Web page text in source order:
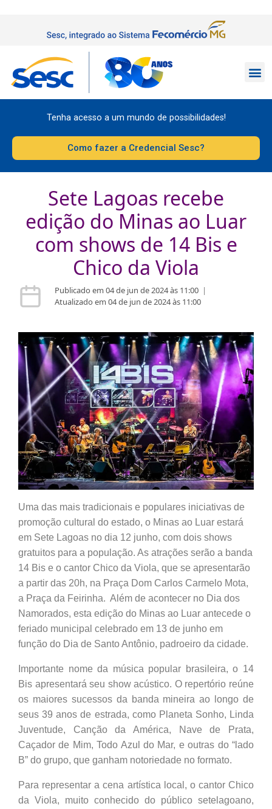
Tenha acesso a um mundo de possibilidades!
Como fazer a Credencial Sesc?
Sete Lagoas recebe
edição do Minas ao Luar
com shows de 14 Bis e
Chico da Viola
Publicado em 04 de jun de 2024 às 11:00 |
Atualizado em 04 de jun de 2024 às 11:00
Uma das mais tradicionais e populares iniciativas de
promoção cultural do estado, o Minas ao Luar estará
em Sete Lagoas no dia 12 junho, com dois shows
gratuitos para a população. As atrações serão a banda
14 Bis e o cantor Chico da Viola, que se apresentarão
a partir das 20h, na Praça Dom Carlos Carmelo Mota,
a Praça da Feirinha. Além de acontecer no Dia dos
Namorados, esta edição do Minas ao Luar antecede o
feriado municipal celebrado em 13 de junho em
função do Dia de Santo Antônio, padroeiro da cidade.
Importante nome da música popular brasileira, o 14
Bis apresentará seu show acústico. O repertório reúne
os maiores sucessos da banda mineira ao longo de
seus 39 anos de estrada, como Planeta Sonho, Linda
Juventude, Canção da América, Nave de Prata,
Caçador de Mim, Todo Azul do Mar, e outras do “lado
B” do grupo, que ganham notoriedade no formato.
Para representar a cena artística local, o cantor Chico
da Viola, muito conhecido do público setelagoano,